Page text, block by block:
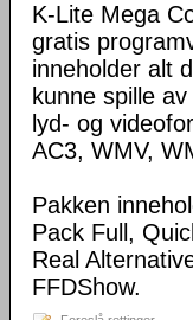
K-Lite Mega
gratis
inneholder alt
kunne spille
lyd- og
AC3, WMV,
Pakken
Pack Full,
Real
FFDShow.